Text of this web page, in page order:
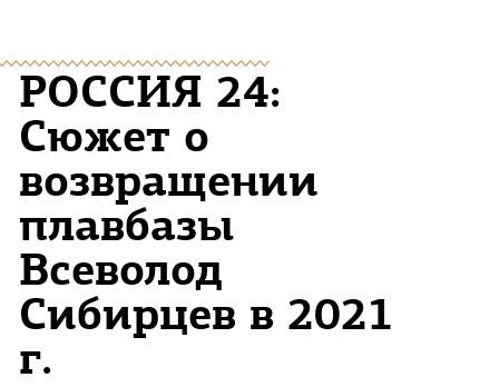
РОССИЯ 24:
Сюжет о
возвращении
плавбазы
Всеволод
Сибирцев в 2021
г.